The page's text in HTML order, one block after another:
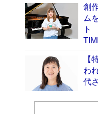
占 上半期1位に
Book Bang
創
ム
ト
【
わ
代